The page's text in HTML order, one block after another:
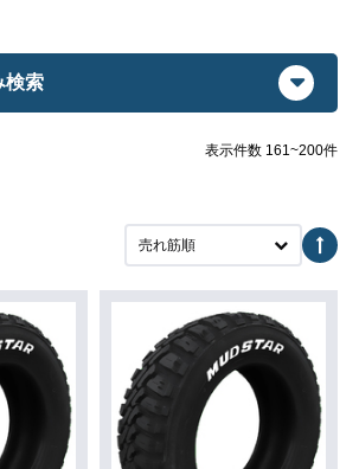
検索
表示件数 161~200件
売れ筋順